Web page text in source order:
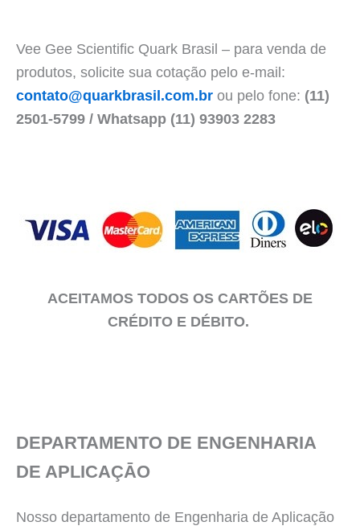
Vee Gee Scientific Quark Brasil – para venda de
produtos, solicite sua cotação pelo e-mail:
contato@quarkbrasil.com.br ou pelo fone: (11)
2501-5799 / Whatsapp (11) 93903 2283
ACEITAMOS TODOS OS CARTÕES DE
CRÉDITO E DÉBITO.
DEPARTAMENTO DE ENGENHARIA
DE APLICAÇĀO
Nosso departamento de Engenharia de Aplicação